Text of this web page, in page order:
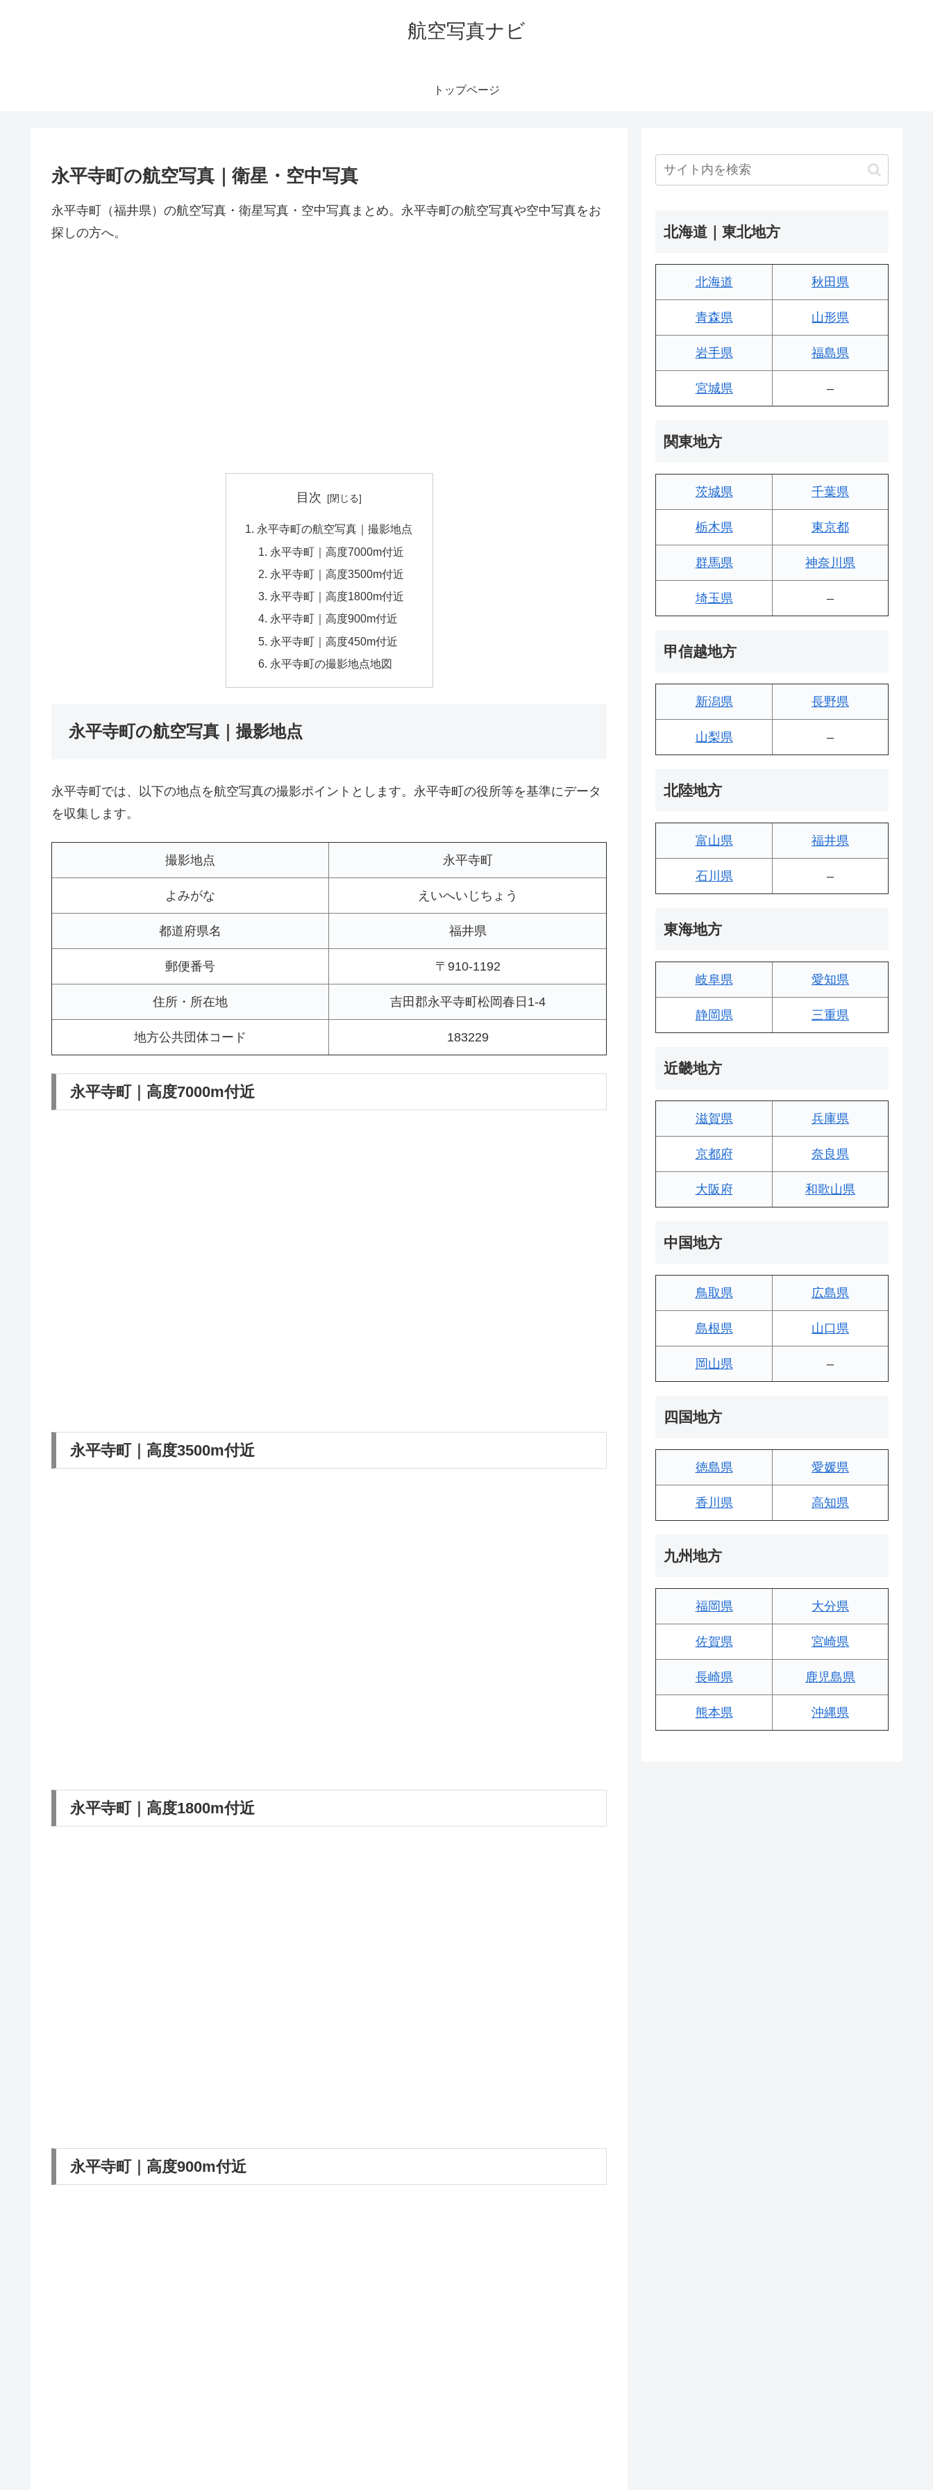
航空写真ナビ
トップページ
永平寺町の航空写真｜衛星・空中写真
永平寺町（福井県）の航空写真・衛星写真・空中写真まとめ。永平寺町の航空写真や空中写真をお
探しの方へ。
目次
永平寺町の航空写真｜撮影地点
永平寺町｜高度7000m付近
永平寺町｜高度3500m付近
永平寺町｜高度1800m付近
永平寺町｜高度900m付近
永平寺町｜高度450m付近
永平寺町の撮影地点地図
永平寺町の航空写真｜撮影地点
永平寺町では、以下の地点を航空写真の撮影ポイントとします。永平寺町の役所等を基準にデータ
を収集します。
撮影地点 永平寺町
よみがな えいへいじちょう
都道府県名 福井県
郵便番号 〒910-1192
住所・所在地 吉田郡永平寺町松岡春日1-4
地方公共団体コード 183229
永平寺町｜高度7000m付近
永平寺町｜高度3500m付近
永平寺町｜高度1800m付近
永平寺町｜高度900m付近
北海道｜東北地方
北海道 秋田県
青森県 山形県
岩手県 福島県
宮城県 –
関東地方
茨城県 千葉県
栃木県 東京都
群馬県 神奈川県
埼玉県 –
甲信越地方
新潟県 長野県
山梨県 –
北陸地方
富山県 福井県
石川県 –
東海地方
岐阜県 愛知県
静岡県 三重県
近畿地方
滋賀県 兵庫県
京都府 奈良県
大阪府 和歌山県
中国地方
鳥取県 広島県
島根県 山口県
岡山県 –
四国地方
徳島県 愛媛県
香川県 高知県
九州地方
福岡県 大分県
佐賀県 宮崎県
長崎県 鹿児島県
熊本県 沖縄県